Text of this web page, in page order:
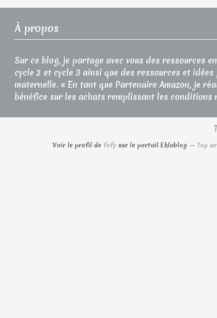
À propos
Sur ce blog, je partage avec vous des ressources
cycle 2 et cycle 3 ainsi que des ressources et
maternelle. « En tant que Partenaire Amazon, je
bénéfice sur les achats remplissant les conditions
Voir le profil de fofysur le portail Eklablog Top